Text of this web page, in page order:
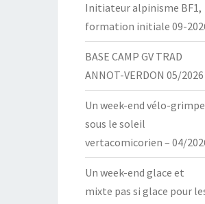
Initiateur alpinisme BF1,
formation initiale 09-
BASE CAMP GV TRAD
ANNOT-VERDON 05/2026
Un week-end vélo-grimpe
sous le soleil
vertacomicorien – 04/
Un week-end glace et
mixte pas si glace pour